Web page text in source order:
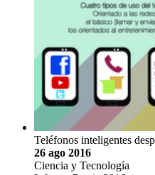
Teléfonos inteligentes
26 ago 2016
Ciencia y Tecnología